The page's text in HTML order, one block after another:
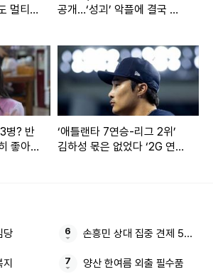
멀티
공개…‘성괴’ 악플에 결국 눈
병? 반
좋아
‘애틀랜타 7연승-리그 2위’
김하성 몫은 없었다 ‘2G 연속
당 손흥민 상대 집중 견제 5경기
양산 한여름 외출 필수품